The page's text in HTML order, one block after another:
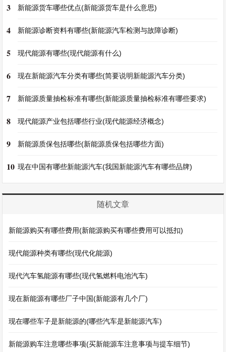
3 新能源货车哪些优点(新能源货车是什么意思)
4 新能源诊断资料有哪些(新能源汽车检测与故障诊断)
5 现代能源有哪些(现代能源有什么)
6 现在新能源汽车分类有哪些(简要说明新能源汽车分类)
7 新能源质量抽检标准有哪些(新能源质量抽检标准有哪些要求)
8 现代能源产业包括哪些行业(现代能源经济概念)
9 新能源质保包括哪些(新能源质保包括哪些方面)
10 现在中国有哪些新能源汽车(我国新能源汽车有哪些品牌)
随机文章
新能源购买有哪些费用(新能源购买有哪些费用可以抵扣)
现代能源种类有哪些(现代化能源)
现代汽车氢能源有哪些(现代氢燃料电池汽车)
现在新能源有哪些厂子中国(新能源有几个厂)
现在哪些车子是新能源的(哪些汽车是新能源汽车)
新能源购车注意哪些事项(买新能源车注意事项与提车细节)